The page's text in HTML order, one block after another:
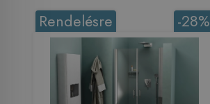
-28%
Rendelésre